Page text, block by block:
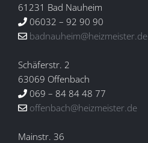
61231 Bad Nauheim
06032 – 92 90 90
badnauheim@heizmeister.de
Schäferstr. 2
63069 Offenbach
069 – 84 84 48 77
offenbach@heizmeister.de
Mainstr. 36